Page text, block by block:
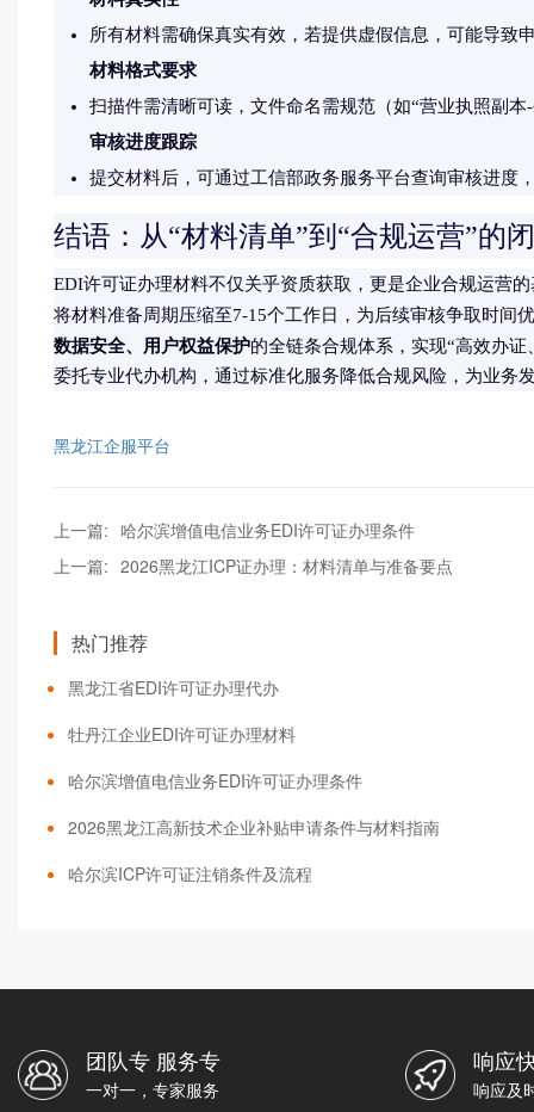
所有材料需确保真实有效，若提供虚假信息，可能导致
材料格式要求
扫描件需清晰可读，文件命名需规范（如“营业执照副
审核进度跟踪
提交材料后，可通过工信部政务服务平台查询审核进度
结语：从“材料清单”到“合规运营”的
EDI许可证办理材料不仅关乎资质获取，更是企业合规运营
将材料准备周期压缩至7-15个工作日，为后续审核争取时间
数据安全、用户权益保护的全链条合规体系，实现“高效办
委托专业代办机构，通过标准化服务降低合规风险，为业务
黑龙江企服平台
上一篇: 哈尔滨增值电信业务EDI许可证办理条件
上一篇: 2026黑龙江ICP证办理：材料清单与准备要点
热门推荐
黑龙江省EDI许可证办理代办
牡丹江企业EDI许可证办理材料
哈尔滨增值电信业务EDI许可证办理条件
2026黑龙江高新技术企业补贴申请条件与材料指南
哈尔滨ICP许可证注销条件及流程
团队专 服务专
一对一，专家服务
响应
响应及